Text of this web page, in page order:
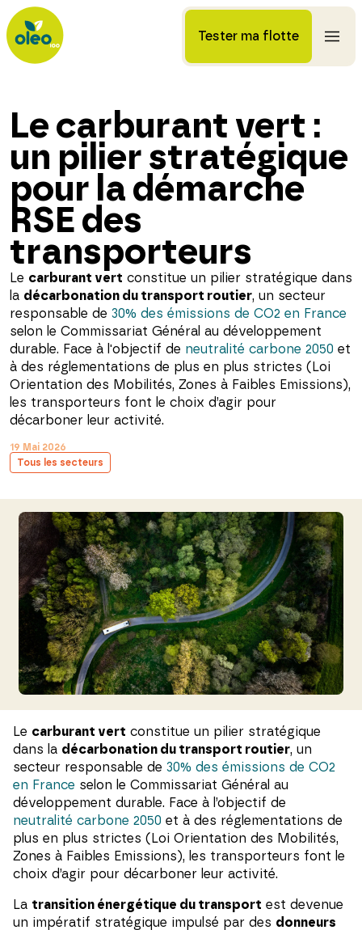
Tester ma flotte
Le carburant vert :
un pilier stratégique
pour la démarche
RSE des
transporteurs
Le carburant vert constitue un pilier stratégique dans
la décarbonation du transport routier, un secteur
responsable de 30% des émissions de CO2 en France
selon le Commissariat Général au développement
durable. Face à l'objectif de neutralité carbone 2050 et
à des réglementations de plus en plus strictes (Loi
Orientation des Mobilités, Zones à Faibles Emissions),
les transporteurs font le choix d’agir pour
décarboner leur activité.
19 Mai 2026
Tous les secteurs
Le carburant vert constitue un pilier stratégique
dans la décarbonation du transport routier, un
secteur responsable de 30% des émissions de CO2
en France selon le Commissariat Général au
développement durable. Face à l’objectif de
neutralité carbone 2050 et à des réglementations de
plus en plus strictes (Loi Orientation des Mobilités,
Zones à Faibles Emissions), les transporteurs font le
choix d’agir pour décarboner leur activité.
La transition énergétique du transport est devenue
un impératif stratégique impulsé par des donneurs